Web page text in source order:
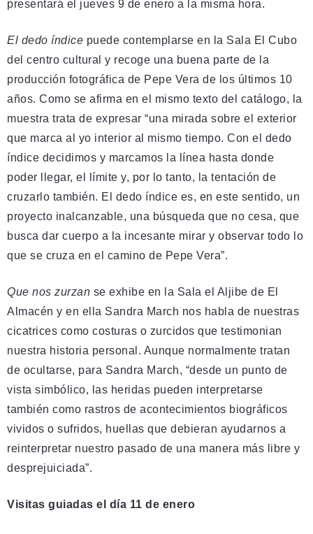
presentará el jueves 9 de enero a la misma hora.
El dedo índice puede contemplarse en la Sala El Cubo
del centro cultural y recoge una buena parte de la
producción fotográfica de Pepe Vera de los últimos 10
años. Como se afirma en el mismo texto del catálogo, la
muestra trata de expresar “una mirada sobre el exterior
que marca al yo interior al mismo tiempo. Con el dedo
índice decidimos y marcamos la línea hasta donde
poder llegar, el límite y, por lo tanto, la tentación de
cruzarlo también. El dedo índice es, en este sentido, un
proyecto inalcanzable, una búsqueda que no cesa, que
busca dar cuerpo a la incesante mirar y observar todo lo
que se cruza en el camino de Pepe Vera”.
Que nos zurzan se exhibe en la Sala el Aljibe de El
Almacén y en ella Sandra March nos habla de nuestras
cicatrices como costuras o zurcidos que testimonian
nuestra historia personal. Aunque normalmente tratan
de ocultarse, para Sandra March, “desde un punto de
vista simbólico, las heridas pueden interpretarse
también como rastros de acontecimientos biográficos
vividos o sufridos, huellas que debieran ayudarnos a
reinterpretar nuestro pasado de una manera más libre y
desprejuiciada”.
Visitas guiadas el día 11 de enero